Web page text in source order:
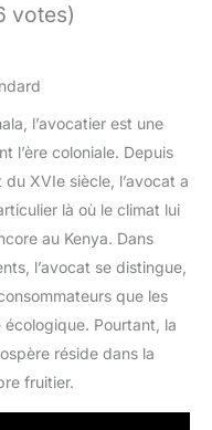
votes)
l’avocatier est une
l’ère coloniale. Depuis
XVIe siècle, l’avocat a
là où le climat lui
au Kenya. Dans
l’avocat se distingue,
que les
Pourtant, la
réside dans la
fruitier.